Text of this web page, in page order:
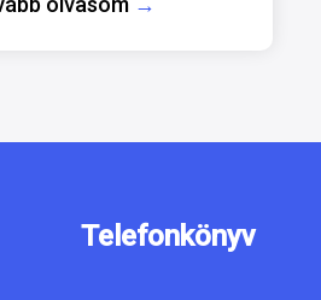
Telefonkönyv